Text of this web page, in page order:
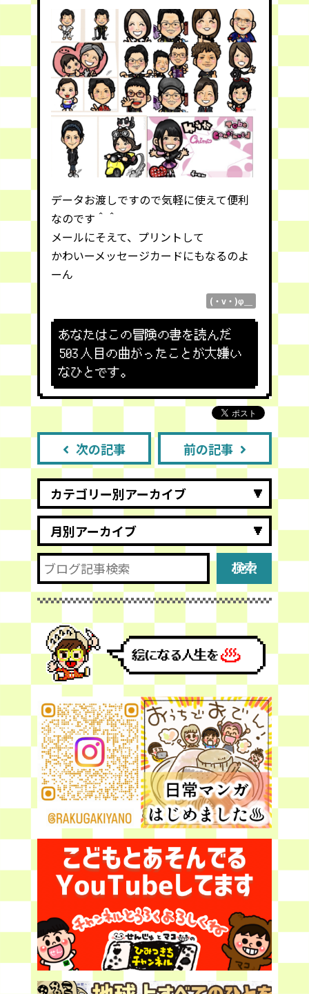
データお渡しですので気軽に使えて便利
なのです＾＾
メールにそえて、プリントして
かわいーメッセージカードにもなるのよ
ーん
(・v・)φ＿
あなたはこの冒険の書を読んだ
503 人目の曲がったことが大嫌い
なひとです。
次の記事 前の記事